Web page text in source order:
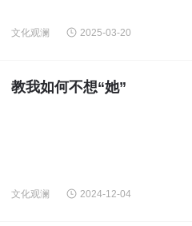
文化观澜 2025-03-20
教我如何不想“她”
文化观澜 2024-12-04